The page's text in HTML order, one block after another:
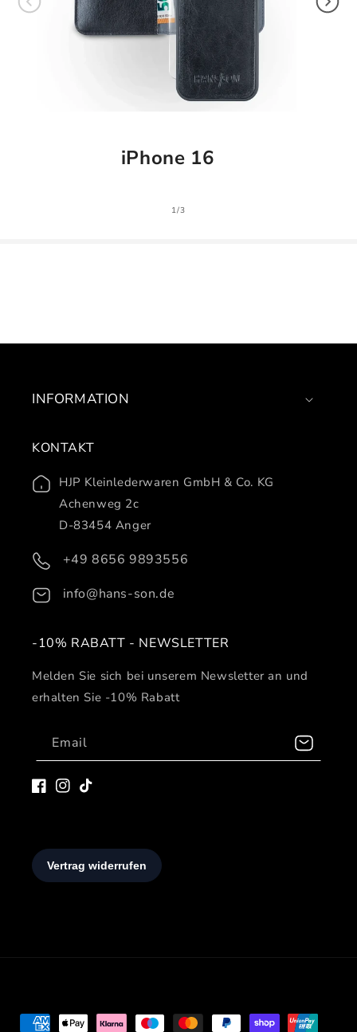
iPhone 16
1/3
INFORMATION
KONTAKT
HJP Kleinlederwaren GmbH & Co. KG
Achenweg 2c
D-83454 Anger
+49 8656 9893556
info@hans-son.de
-10% RABATT - NEWSLETTER
Melden Sie sich bei unserem Newsletter an und
erhalten Sie -10% Rabatt
Email
Facebook
Instagram
TIkTok